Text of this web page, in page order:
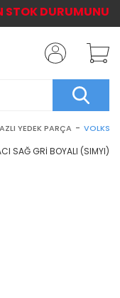
YEDEK PARÇA
STOK DURUMUNU